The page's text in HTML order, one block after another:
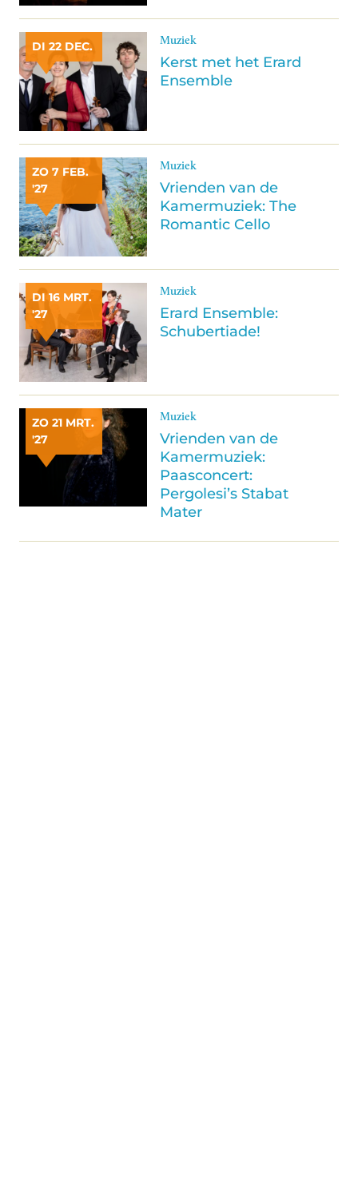
DI 22 DEC. Muziek
Kerst met het Erard
Ensemble
ZO 7 FEB.
'27
Muziek
Vrienden van de
Kamermuziek: The
Romantic Cello
DI 16 MRT.
'27
Muziek
Erard Ensemble:
Schubertiade!
ZO 21 MRT.
'27
Muziek
Vrienden van de
Kamermuziek:
Paasconcert:
Pergolesi’s Stabat
Mater